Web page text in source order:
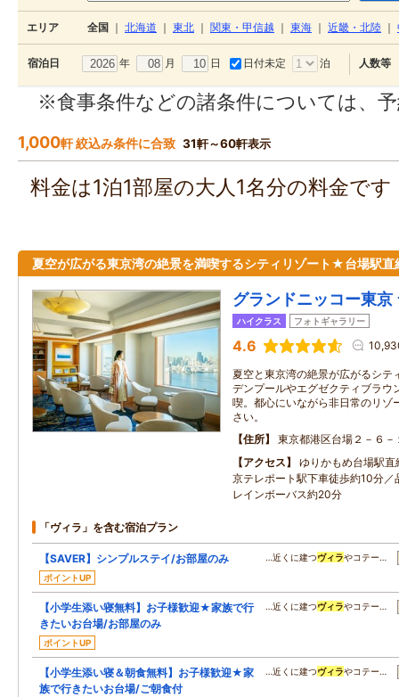
エリア 全国 北海道 東北 関東・甲信越 東海 近畿・北陸
宿泊日 年 月 日 日付未定 泊 人数等
※食事条件などの諸条件については、
1,000軒 絞込み条件に合致 31軒～60軒表示
料金は1泊1部屋の大人1名分の料金で
夏空が広がる東京湾の絶景を満喫するシティリゾート★台場駅直
グランドニッコー東京
ハイクラス フォトギャラリー
4.6
夏空と東京湾の絶景が広がるシテ
デンプールやエグゼクティブラウ
喫。都心にいながら非日常のリゾ
さい。
住所
東京都港区台場２－６－
アクセス
ゆりかもめ台場駅
京テレポート駅下車徒歩約10分／
レインボーバス約20分
「ヴィラ」を含む宿泊プラン
【SAVER】シンプルステイ/お部屋のみ
ポイントUP
…近くに建つヴィラやコテー…
【小学生添い寝無料】お子様歓迎★家族で行
きたいお台場/お部屋のみ
ポイントUP
…近くに建つヴィラやコテー…
【小学生添い寝＆朝食無料】お子様歓迎★家
族で行きたいお台場/ご朝食付
…近くに建つヴィラやコテー…